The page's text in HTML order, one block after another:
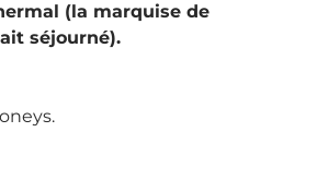
(la marquise de
séjourné).